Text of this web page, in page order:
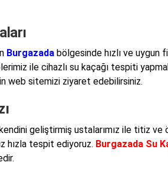
Burgazadabölgesinde hızlı ve uygun
ile cihazlı su kaçağı tespiti
web sitemizi ziyaret edebilirsiniz.
geliştirmiş ustalarımız ile titiz ve
hızla tespit ediyoruz. Burgazada Su